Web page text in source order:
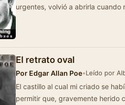
urgentes, volvió a abrirla cuando
El retrato oval
Por Edgar Allan Poe•Leído por
El castillo al cual mi criado se
permitir que, gravemente herido